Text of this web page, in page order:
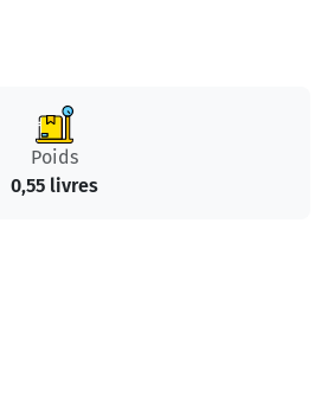
Poids
0,55 livres